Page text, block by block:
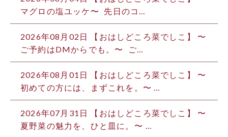
マグロの塩ユッケ〜 ⁡ 先日のコ…
2026年08月02日 【おはしどころ菜でしこ】 〜
ご予約はDMからでも。〜 ⁡ ご…
2026年08月01日 【おはしどころ菜でしこ】 〜
初めての方には、まずこれを。〜 …
2026年07月31日 【おはしどころ菜でしこ】 〜
夏野菜の魅力を、ひと皿に。〜 ⁡…